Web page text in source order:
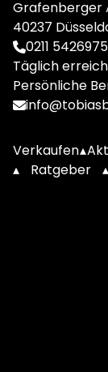
Grafenberger
40237
0211
Täglich
Persönliche
Verkaufen▴
▴
Ratgeber ▴